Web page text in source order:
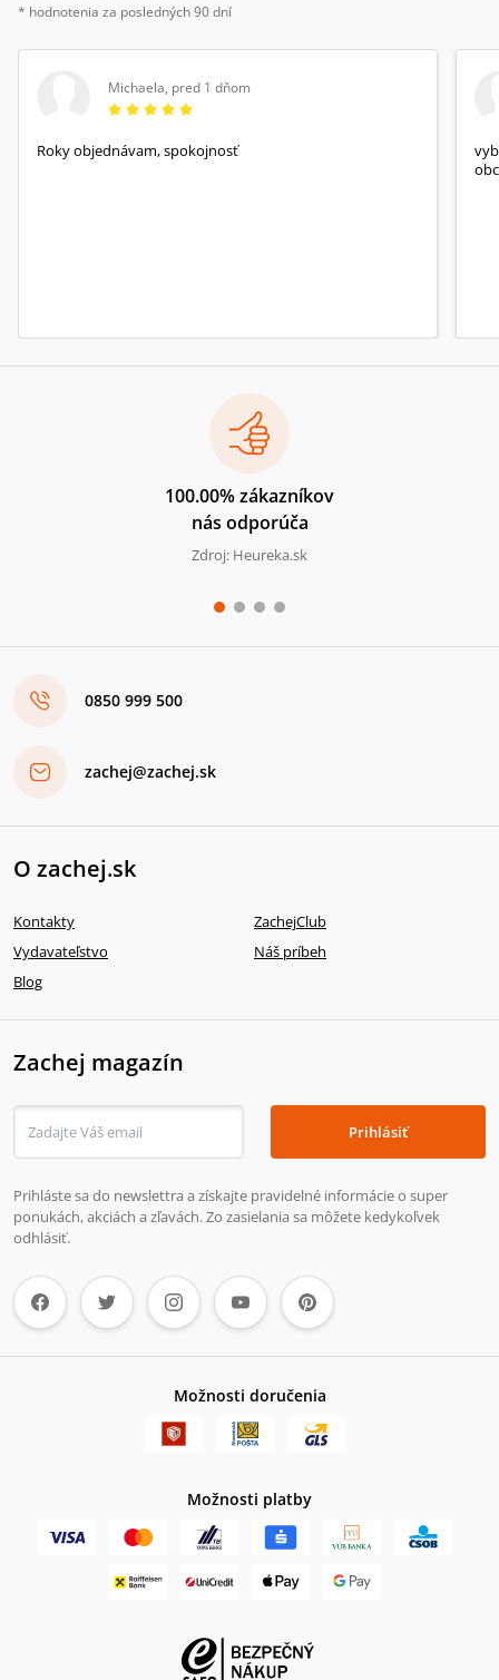
* hodnotenia za posledných 90 dní
Michaela, pred 1 dňom
Roky objednávam, spokojnosť
100.00% zákazníkov
nás odporúča
Zdroj: Heureka.sk
0850 999 500
zachej@zachej.sk
O zachej.sk
Kontakty
ZachejClub
Vydavateľstvo
Náš príbeh
Blog
Zachej magazín
Prihlásiť
Prihláste sa do newslettra a získajte pravidelné informácie o super
ponukách, akciách a zľavách. Zo zasielania sa môžete kedykoľvek
odhlásiť.
Možnosti doručenia
Možnosti platby